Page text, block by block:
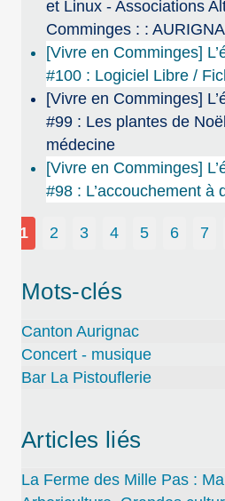
et Linux - Associations
Comminges : :
[Vivre en Comminges]
#100 : Logiciel Libre /
[Vivre en Comminges]
#99 : Les plantes de
médecine
[Vivre en Comminges]
#98 : L’accouchement à
1 2 3 4 5 6 7
Mots-clés
Canton Aurignac
Concert - musique
Bar La Pistouflerie
Articles liés
La Ferme des Mille Pas :